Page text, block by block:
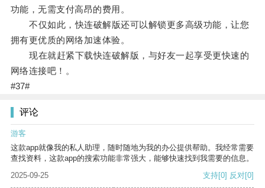
功能，无需支付高昂的费用。
不仅如此，快连破解版还可以解锁更多高级功能，让您
拥有更优质的网络加速体验。
现在就赶紧下载快连破解版，与好友一起享受更快速的
网络连接吧！。
#37#
评论
游客
这款app就像我的私人助理，随时随地为我的办公提供帮助。我经常需要
查找资料，这款app的搜索功能非常强大，能够快速找到我需要的信息。
2025-09-25
支持[0] 反对[0]